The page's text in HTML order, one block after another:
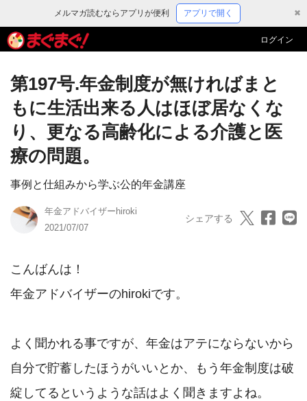
メルマガ読むならアプリが便利 アプリで開く ✖
ログイン
第197号.年金制度が無ければまと
もに生活出来る人はほぼ居なくな
り、更なる高齢化による介護と医
療の問題。
事例と仕組みから学ぶ公的年金講座
年金アドバイザーhiroki
2021/07/07
シェアする
こんばんは！
年金アドバイザーのhirokiです。
よく聞かれる事ですが、年金はアテにならないから
自分で貯蓄したほうがいいとか、もう年金制度は破
綻してるというような話はよく聞きますよね。